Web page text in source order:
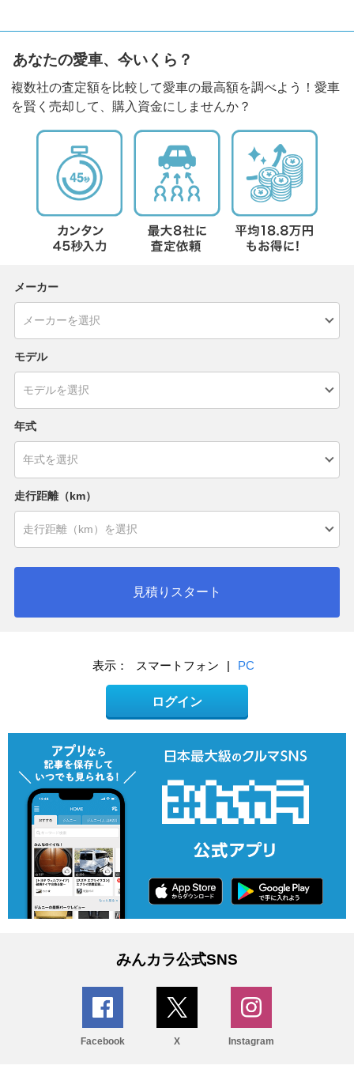
あなたの愛車、今いくら？
複数社の査定額を比較して愛車の最高額を調べよう！愛車
を賢く売却して、購入資金にしませんか？
メーカー
モデル
年式
走行距離（km）
見積りスタート
表示： スマートフォン | PC
ログイン
みんカラ公式SNS
Facebook X Instagram